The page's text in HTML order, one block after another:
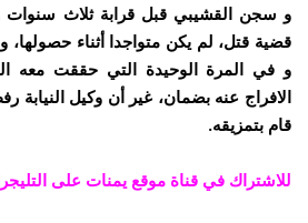
و سجن القشيبي قبل قرابة ثلاث
قضية قتل، لم يكن متواجدا أثناء حصولها، و
و في المرة الوحيدة التي حققت معه
الافراج عنه بضمان، غير أن وكيل النيابة
قام بتمزيقه.
للاشتراك في قناة موقع يمنات على